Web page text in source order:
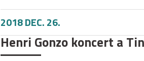
2018 DEC. 26.
Henri Gonzo koncert a